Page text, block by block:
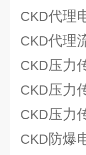
CKD代理
CKD代理
CKD压力
CKD压力
CKD压力
CKD防爆